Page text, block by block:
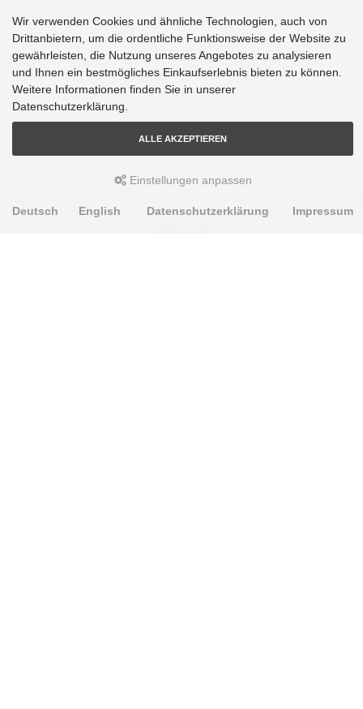
Wir verwenden Cookies und ähnliche Technologien, auch von
Drittanbietern, um die ordentliche Funktionsweise der Website zu
gewährleisten, die Nutzung unseres Angebotes zu analysieren
und Ihnen ein bestmögliches Einkaufserlebnis bieten zu können.
Weitere Informationen finden Sie in unserer
Datenschutzerklärung.
ALLE AKZEPTIEREN
Einstellungen anpassen
Deutsch English Datenschutzerklärung Impressum